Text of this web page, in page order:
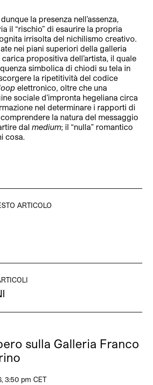
la presenza nell’assenza,
il “rischio” di esaurire la propria
irrisolta del nichilismo creativo.
nei piani superiori della galleria
propositiva dell’artista, il quale
simbolica di chiodi su tela in
la ripetitività del codice
elettronico, oltre che una
sociale d’impronta hegeliana circa
nel determinare i rapporti di
la natura del messaggio
dalmedium; il “nulla” romantico
cosa.
ARTICOLO
sulla Galleria Franco
3:50 pm CET